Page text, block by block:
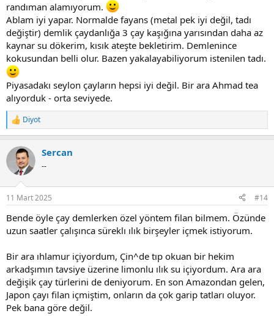
randıman alamıyorum.
Ablam iyi yapar. Normalde fayans (metal pek iyi değil, tadı
değiştir) demlik çaydanlığa 3 çay kaşığına yarısından daha az
kaynar su dökerim, kısık ateşte bekletirim. Demlenince
kokusundan belli olur. Bazen yakalayabiliyorum istenilen tadı.
Piyasadakı seylon çayların hepsi iyi değil. Bir ara Ahmad tea
alıyorduk - orta seviyede.
R
e
c
i
s
Diyot
Sercan
--
11 Mart 2025 #14
Bende öyle çay demlerken özel yöntem filan bilmem. Özünde
uzun saatler çalışınca süreklı ılık birşeyler içmek istiyorum.
Bir ara ıhlamur içiyordum, Çin^de tıp okuan bir hekim
arkadşımın tavsiye üzerine limonlu ılık su içiyordum. Ara ara
değişik çay türlerini de deniyorum. En son Amazondan gelen,
Japon çayı filan içmiştim, onların da çok garip tatları oluyor.
Pek bana göre değil.